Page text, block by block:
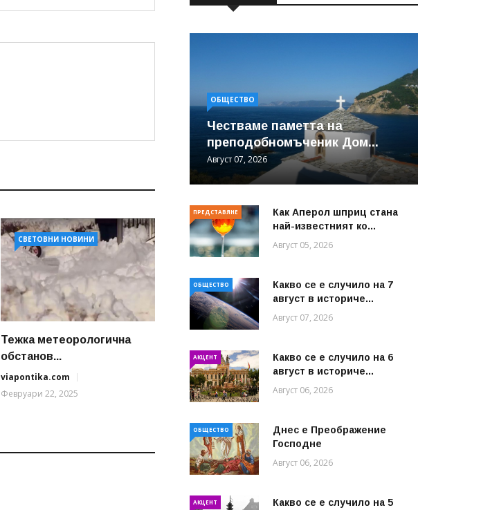
СВЕТОВНИ НОВИНИ
Тежка метеорологична
обстанов...
viapontika.com
Февруари 22, 2025
ОБЩЕСТВО
Честваме паметта на
преподобномъченик Дом...
Август 07, 2026
ПРЕДСТАВЯНЕ
Как Аперол шприц стана
най-известният ко...
Август 05, 2026
ОБЩЕСТВО
Какво се е случило на 7
август в историче...
Август 07, 2026
АКЦЕНТ
Какво се е случило на 6
август в историче...
Август 06, 2026
ОБЩЕСТВО
Днес е Преображение
Господне
Август 06, 2026
АКЦЕНТ
Какво се е случило на 5